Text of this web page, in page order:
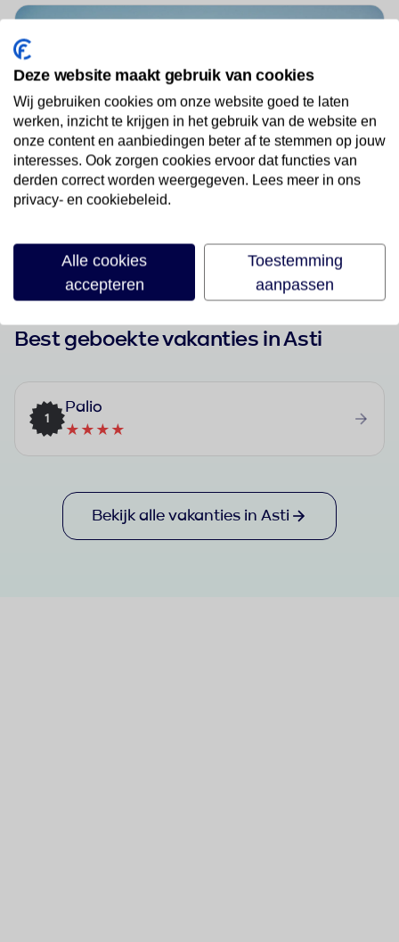
Last Minutes
Bekijk aanbod
Best geboekte vakanties in Asti
1
Palio
★★★★
Bekijk alle vakanties in Asti
Deze website maakt gebruik van cookies
Wij gebruiken cookies om onze website goed te laten
werken, inzicht te krijgen in het gebruik van de website en
onze content en aanbiedingen beter af te stemmen op jouw
interesses. Ook zorgen cookies ervoor dat functies van
derden correct worden weergegeven. Lees meer in ons
privacy- en cookiebeleid.
Alle cookies
accepteren
Toestemming
aanpassen